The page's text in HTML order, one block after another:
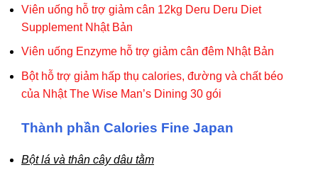
Viên uống hỗ trợ giảm cân 12kg Deru Deru Diet
Supplement Nhật Bản
Viên uống Enzyme hỗ trợ giảm cân đêm Nhật Bản
Bột hỗ trợ giảm hấp thụ calories, đường và chất béo
của Nhật The Wise Man’s Dining 30 gói
Thành phần Calories Fine Japan
Bột lá và thân cây dâu tằm